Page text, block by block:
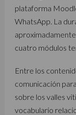
plataforma
WhatsApp. La
cuatro módulos
Entre los
comunicación
sobre los valles
vocabulario